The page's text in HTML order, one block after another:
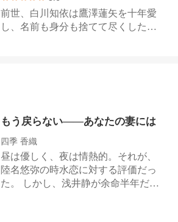
の関係がある？」 端正な容貌と冷徹
な手腕を持ち、無数の令嬢たちを平
伏させる鈴木家のトップ・鈴木翔太
る「偽物」から、三人の兄に溺愛さ
れる「正真正銘の令嬢」へと華麗な
は延期してくれ、僕の妹より大切な
ものなんてない」と断言する天才音
楽家の三兄。 そのニュースは瞬く間
に駆け巡り、社交界は騒然となっ
た！ かつての家族は悔やんでも後の
に苦しむ片山美月を路上に置き去り
にする。 片山美月は感情を押し殺
し、彼を騙して離婚協議書にサイン
ちに気づいた藤井達也は、焦燥に目
を赤くして協議書を粉々に引き裂い
た。「誰が離婚すると言った、俺は
認めない！」 ―― 篠原蒼真は業界
でも有名な御曹司であり、手の届か
ない存在の男だ。 片山美月は彼に関
前世、白川知依は鷹澤蓮矢を十年愛
し、名前も身分も捨てて尽くした。
つける。 「鷹澤蓮矢、クズにはクズ
で腐れ縁を続けて、二度と誰の人生
も汚さないでくれる？」 誰もが知っ
ていた。知依は蓮矢に心底溺れてい
たことを。だからこそ、彼らは嘲笑
もう戻らない――あなたの妻には
四季 香織
昼は優しく、夜は情熱的。それが、
陸名悠弥の時水恋に対する評価だっ
た。 しかし、浅井静が余命半年だと